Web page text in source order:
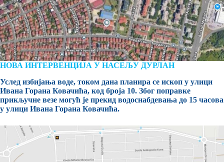
НОВА ИНТЕРВЕНЦИЈА У НАСЕЉУ ДУРЛАН
Услед избијања воде, током дана планира се ископ у улици
Ивана Горана Ковачића, код броја 10. Због поправке
прикључне везе могућ је прекид водоснабдевања до 15 часова
у улици Ивана Горана Ковачића.